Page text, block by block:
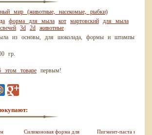
мир (животные, насекомые, рыбки)
форма для мыла кот мартовский для мыла
3d 2d животные
из основы, для шоколада, формы и штампы
гр.
этом товаре первым!
Силиконовая форма для
Пигмент-паста